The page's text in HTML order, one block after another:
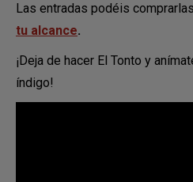
Las entradas podéis
tu alcance.
¡Deja de hacer El Tonto y
índigo!